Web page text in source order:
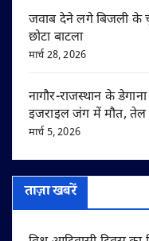
जवाब देने लगे बिजली के
छोटा बाटला
मार्च 28, 2026
नागौर-राजस्थान के
इजराइल जंग में मौत, तेल
मार्च 5, 2026
ताज़ा खबरें